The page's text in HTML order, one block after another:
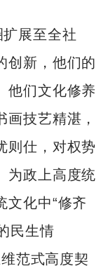
扩展至全社
创新，他们的
他们文化修养
技艺精湛，
则仕，对权势
为政上高度统
文化中“修齐
民生情
范式高度契